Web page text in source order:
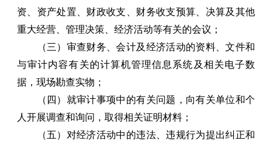
资、资产处置、财政收支、财务收支预算、决算及其他
重大经营、管理决策、经济活动等有关的会议；
（三）审查财务、会计及经济活动的资料、文件和
与审计内容有关的计算机管理信息系统及相关电子数
据，现场勘查实物；
（四）就审计事项中的有关问题，向有关单位和个
人开展调查和询问，取得相关证明材料；
（五）对经济活动中的违法、违规行为提出纠正和